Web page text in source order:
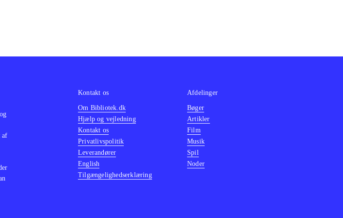
af
Kontakt os
Om Bibliotek.dk
Hjælp og vejledning
Kontakt os
Privatlivspolitik
Leverandører
English
Tilgængelighedserklæring
Afdelinger
Bøger
Artikler
Film
Musik
Spil
Noder